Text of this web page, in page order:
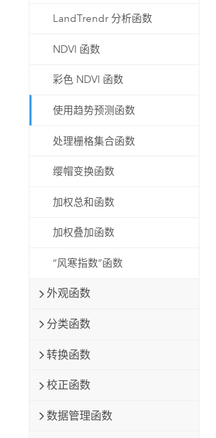
LandTrendr 分析函数
NDVI 函数
彩色 NDVI 函数
使用趋势预测函数
处理栅格集合函数
缨帽变换函数
加权总和函数
加权叠加函数
“风寒指数”函数
外观函数
分类函数
转换函数
校正函数
数据管理函数